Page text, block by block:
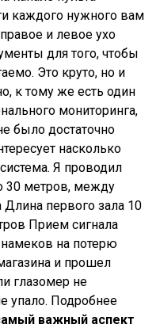
каждого нужного вам
и левое ухо
для того, чтобы
Это круто, но и
к тому же есть один
мониторинга,
было достаточно
насколько
Я проводил
30 метров, между
Длина первого зала 10
Прием сигнала
на потерю
и прошел
глазомер не
упало. Подробнее
важный аспект